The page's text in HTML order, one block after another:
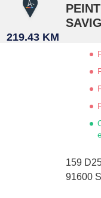
219.43 KM
159
91600